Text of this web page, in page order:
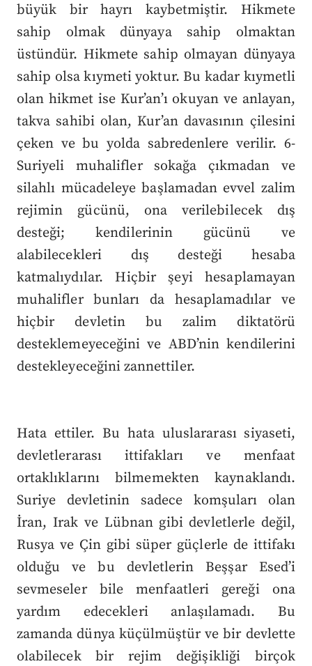
büyük bir hayrı kaybetmiştir. Hikmete
sahip olmak dünyaya sahip olmaktan
üstündür. Hikmete sahip olmayan dünyaya
sahip olsa kıymeti yoktur. Bu kadar kıymetli
olan hikmet ise Kur’an’ı okuyan ve anlayan,
takva sahibi olan, Kur’an davasının çilesini
çeken ve bu yolda sabredenlere verilir. 6-
Suriyeli muhalifler sokağa çıkmadan ve
silahlı mücadeleye başlamadan evvel zalim
rejimin gücünü, ona verilebilecek dış
desteği; kendilerinin gücünü ve
alabilecekleri dış desteği hesaba
katmalıydılar. Hiçbir şeyi hesaplamayan
muhalifler bunları da hesaplamadılar ve
hiçbir devletin bu zalim diktatörü
desteklemeyeceğini ve ABD’nin kendilerini
destekleyeceğini zannettiler.
Hata ettiler. Bu hata uluslararası siyaseti,
devletlerarası ittifakları ve menfaat
ortaklıklarını bilmemekten kaynaklandı.
Suriye devletinin sadece komşuları olan
İran, Irak ve Lübnan gibi devletlerle değil,
Rusya ve Çin gibi süper güçlerle de ittifakı
olduğu ve bu devletlerin Beşşar Esed’i
sevmeseler bile menfaatleri gereği ona
yardım edecekleri anlaşılamadı. Bu
zamanda dünya küçülmüştür ve bir devlette
olabilecek bir rejim değişikliği birçok